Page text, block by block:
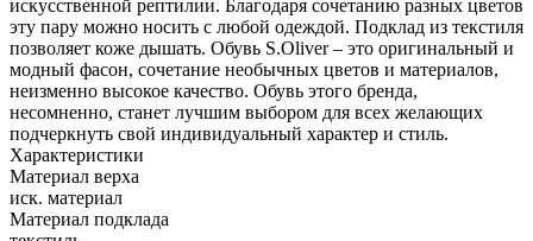
искусственной рептилии. Благодаря сочетанию разных цветов
эту пару можно носить с любой одеждой. Подклад из текстиля
позволяет коже дышать. Обувь S.Oliver – это оригинальный и
модный фасон, сочетание необычных цветов и материалов,
неизменно высокое качество. Обувь этого бренда,
несомненно, станет лучшим выбором для всех желающих
подчеркнуть свой индивидуальный характер и стиль.
Характеристики
Материал верха
иск. материал
Материал подклада